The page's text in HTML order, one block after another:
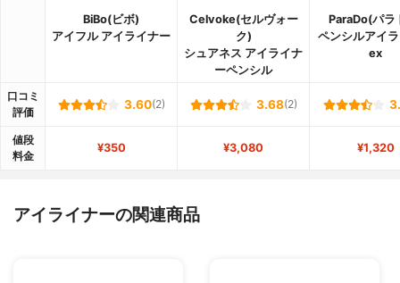
BiBo(ビボ)
アイフル アイライナー
Celvoke(セルヴォー
ク)
シュアネス アイライナ
ーペンシル
ParaDo(パラ
ペンシルアイ
ex
口コミ
評価
3.60(2) 3.68(2)
値段
料金
¥350 ¥3,080 ¥1,320
アイライナーの関連商品